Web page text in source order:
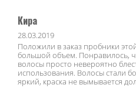
Кира
28.03.2019
Положили в заказ пробники
большой объем. Понравилось,
волосы просто невероятно
использования. Волосы стали
яркий, краска не вымывается